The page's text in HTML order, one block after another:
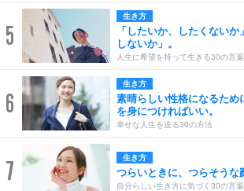
5
生き方
「したいか、したくないか
しないか」。
人生に希望を持って生きる30の言葉
6
生き方
素晴らしい性格になるため
を身につければいい。
幸せな人生を送る30の方法
7 生き方
つらいときに、つらそうな
自分らしい生き方に気づく30の言葉